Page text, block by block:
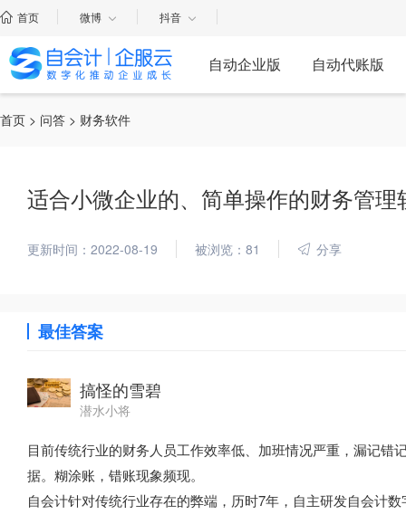
首页 微博 抖音
自动企业版 自动代账版
首页 > 问答 > 财务软件
适合小微企业的、简单操作的财务管理
更新时间：2022-08-19 被浏览：81 分享
最佳答案
搞怪的雪碧
潜水小将
目前传统行业的财务人员工作效率低、加班情况严重，漏记
据。糊涂账，错账现象频现。
自会计针对传统行业存在的弊端，历时7年，自主研发自会计